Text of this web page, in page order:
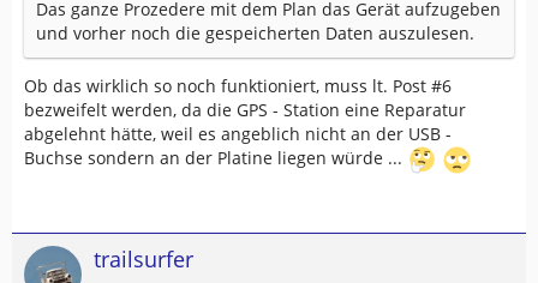
Das ganze Prozedere mit dem Plan das Gerät aufzugeben
und vorher noch die gespeicherten Daten auszulesen.
Ob das wirklich so noch funktioniert, muss lt. Post #6
bezweifelt werden, da die GPS - Station eine Reparatur
abgelehnt hätte, weil es angeblich nicht an der USB -
Buchse sondern an der Platine liegen würde ...
trailsurfer